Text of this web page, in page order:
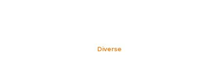
Diverse